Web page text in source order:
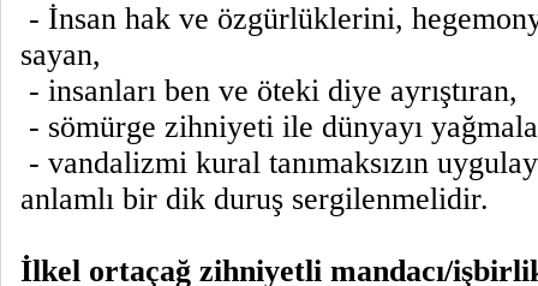
- İnsan hak ve özgürlüklerini,
sayan,
- insanları ben ve öteki diye ayrıştıran,
- sömürge zihniyeti ile dünyayı
- vandalizmi kural tanımaksızın
anlamlı bir dik duruş sergilenmelidir.
İlkel ortaçağ zihniyetli mandacı/